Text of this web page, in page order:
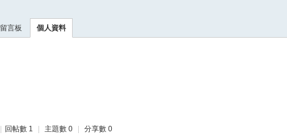
留言板 個人資料
回帖數 1 主題數 0 分享數 0